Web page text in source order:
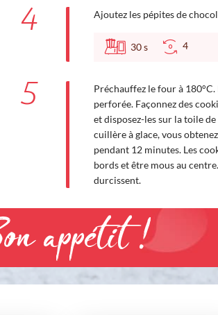
4 Ajoutez les pépites de
30s 4
5
Préchauffez le four à
perforée. Façonnez des
et disposez-les sur la toile
cuillère à glace, vous
pendant 12 minutes. Les
bords et être mous au
durcissent.
appétit !